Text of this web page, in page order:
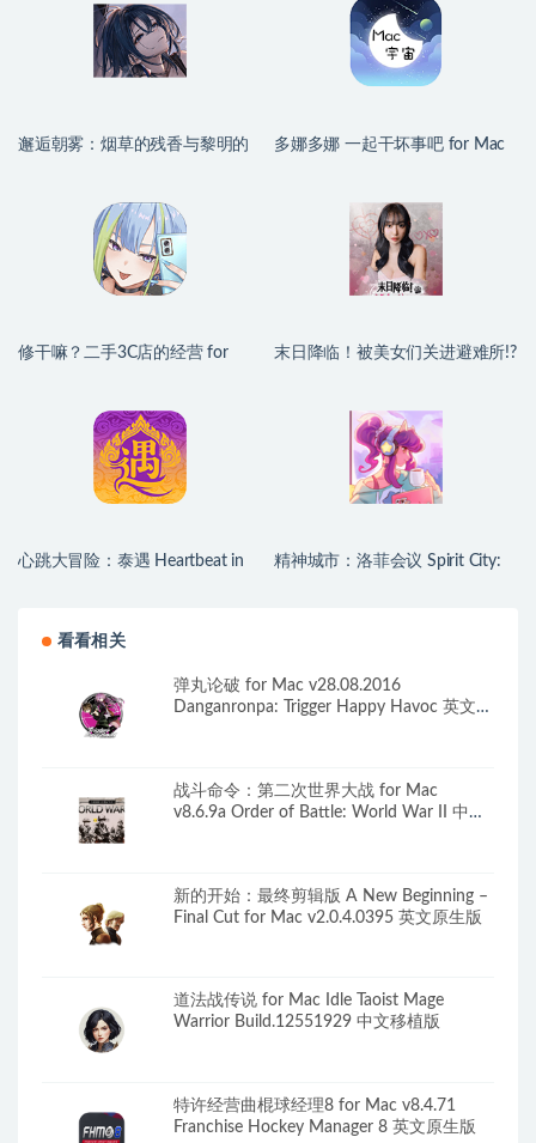
邂逅朝雾：烟草的残香与黎明的
多娜多娜 一起干坏事吧 for Mac
修干嘛？二手3C店的经营 for
末日降临！被美女们关进避难所!?
心跳大冒险：泰遇 Heartbeat in
精神城市：洛菲会议 Spirit City:
看看相关
弹丸论破 for Mac v28.08.2016
Danganronpa: Trigger Happy Havoc 英文原
战斗命令：第二次世界大战 for Mac
v8.6.9a Order of Battle: World War II 中文
新的开始：最终剪辑版 A New Beginning –
Final Cut for Mac v2.0.4.0395 英文原生版
道法战传说 for Mac Idle Taoist Mage
Warrior Build.12551929 中文移植版
特许经营曲棍球经理8 for Mac v8.4.71
Franchise Hockey Manager 8 英文原生版